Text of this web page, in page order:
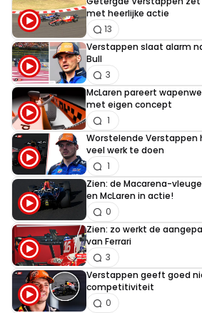
met heerlijke actie
13
Verstappen slaat alarm
Bull
3
McLaren pareert
met eigen concept
1
Worstelende Verstappen
veel werk te doen
1
Zien: de Macarena-
en McLaren in actie!
0
Zien: zo werkt de
van Ferrari
3
Verstappen geeft goed
competitiviteit
0